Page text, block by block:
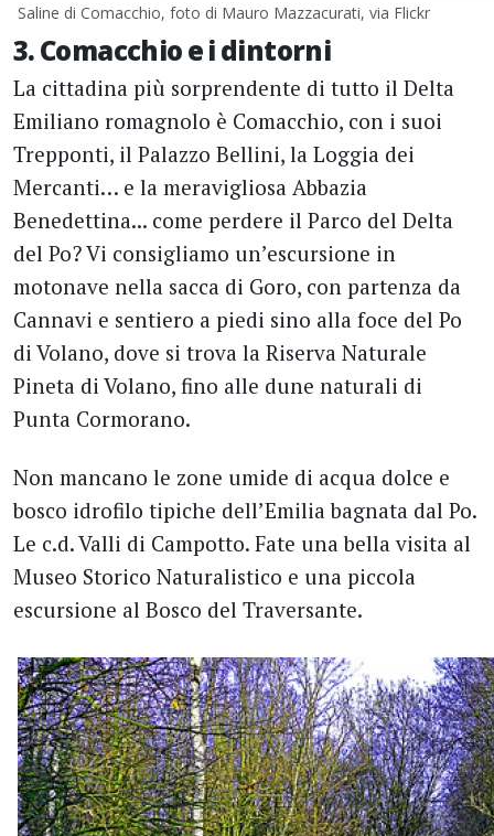
Saline di Comacchio, foto di Mauro Mazzacurati, via Flickr
3. Comacchio e i dintorni
La cittadina più sorprendente di tutto il Delta
Emiliano romagnolo è Comacchio, con i suoi
Trepponti, il Palazzo Bellini, la Loggia dei
Mercanti… e la meravigliosa Abbazia
Benedettina... come perdere il Parco del Delta
del Po? Vi consigliamo un’escursione in
motonave nella sacca di Goro, con partenza da
Cannavi e sentiero a piedi sino alla foce del Po
di Volano, dove si trova la Riserva Naturale
Pineta di Volano, fino alle dune naturali di
Punta Cormorano.
Non mancano le zone umide di acqua dolce e
bosco idrofilo tipiche dell’Emilia bagnata dal Po.
Le c.d. Valli di Campotto. Fate una bella visita al
Museo Storico Naturalistico e una piccola
escursione al Bosco del Traversante.